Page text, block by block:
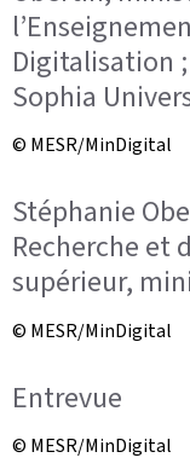
Digitalisation
Sophia
© MESR/MinDigital
Stéphanie
Recherche et
supérieur,
© MESR/MinDigital
Entrevue
© MESR/MinDigital